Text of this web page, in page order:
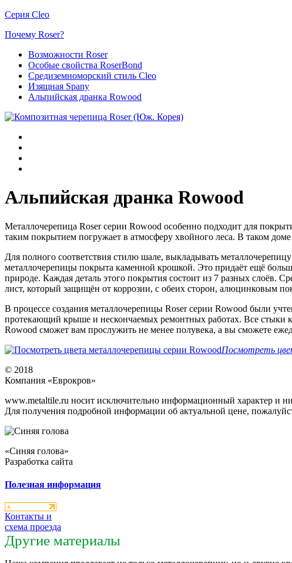
Серия Cleo
Почему Roser?
Возможности Roser
Особые свойства RoserBond
Средиземноморский стиль Cleo
Изящная Spany
Альпийская дранка Rowood
Альпийская дранка Rowood
Металлочерепица Roser серии Rowood особенно подходит для
таким покрытием погружает в атмосферу хвойного леса. В таком
Для полного соответствия стилю шале, выкладывать
металлочерепицы покрыта каменной крошкой. Это придаёт ещё
природе. Каждая деталь этого покрытия состоит из 7 разных слоёв.
лист, который защищён от коррозии, с обеих сторон, алюцинковым
В процессе создания металлочерепицы Roser серии Rowood были
протекающий крыше и нескончаемых ремонтных работах. Все стыки
Rowood сможет вам прослужить не менее полувека, а вы сможете
Посмотреть
© 2018
Компания «Еврокров»
www.metaltile.ru носит исключительно информационный характер и
Для получения подробной информации об актуальной цене,
«Синяя голова»
Разработка сайта
Полезная информация
Контакты и
схема проезда
Другие материалы